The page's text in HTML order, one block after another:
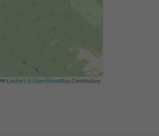
Leaflet | ©OpenStreetMapContributors